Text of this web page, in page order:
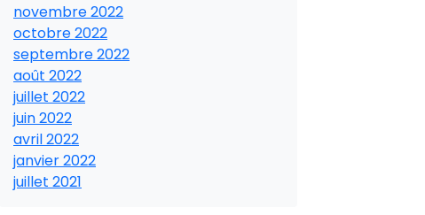
novembre 2022
octobre 2022
septembre 2022
août 2022
juillet 2022
juin 2022
avril 2022
janvier 2022
juillet 2021